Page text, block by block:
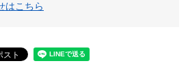
はこちら